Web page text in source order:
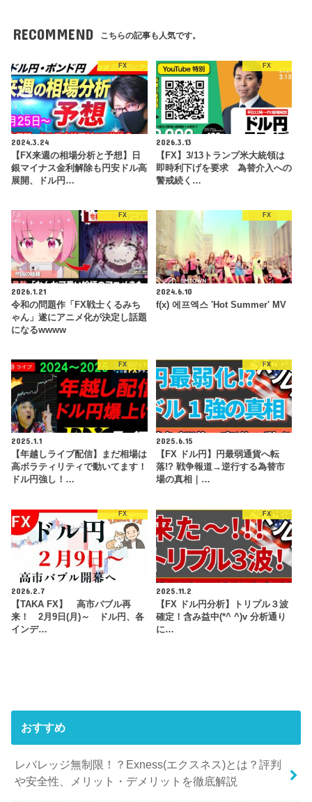
RECOMMEND こちらの記事も人気です。
FX
2024.3.24
【FX来週の相場分析と予想】日
銀マイナス金利解除も円安ドル高
展開、ドル円…
FX
2026.3.13
【FX】3/13トランプ米大統領は
即時利下げを要求 為替介入への
警戒続く…
FX
2026.1.21
令和の問題作「FX戦士くるみち
ゃん」遂にアニメ化が決定し話題
になるwwww
FX
2024.6.10
f(x) 에프엑스 'Hot Summer' MV
FX
2025.1.1
【年越しライブ配信】まだ相場は
高ボラティリティで動いてます！
ドル円強し！…
FX
2025.6.15
【FX ドル円】円最弱通貨へ転
落!? 戦争報道→逆行する為替市
場の真相｜…
FX
2026.2.7
【TAKA FX】 高市バブル再
来！ 2月9日(月)～ ドル円、各
インデ…
FX
2025.11.2
【FX ドル円分析】トリプル３波
確定！含み益中(*^ ^)v 分析通り
に…
おすすめ
レバレッジ無制限！？Exness(エクスネス)とは？評判
や安全性、メリット・デメリットを徹底解説